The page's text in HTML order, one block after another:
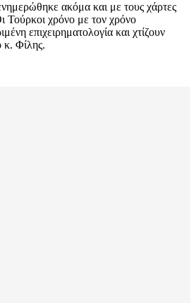
ακόμα και με τους χάρτες
Τούρκοι χρόνο με τον χρόνο
επιχειρηματολογία και χτίζουν
κ. Φίλης.